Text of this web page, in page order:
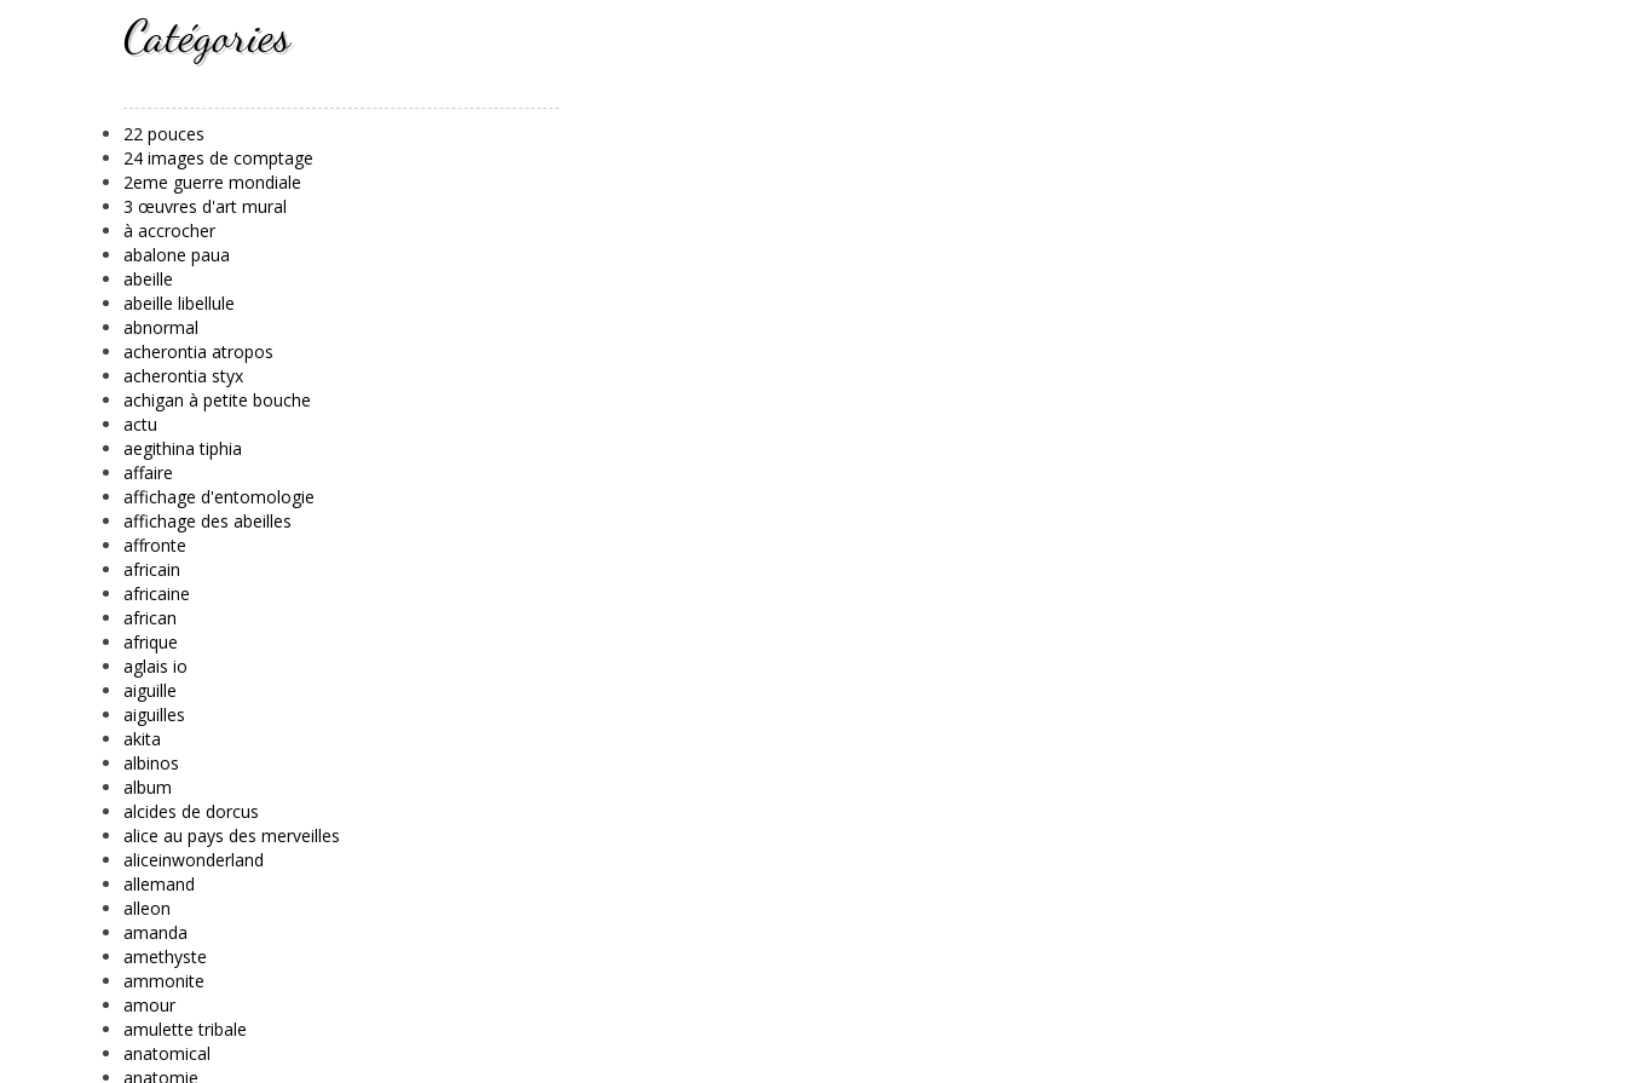
Catégories
22 pouces
24 images de comptage
2eme guerre mondiale
3 œuvres d'art mural
à accrocher
abalone paua
abeille
abeille libellule
abnormal
acherontia atropos
acherontia styx
achigan à petite bouche
actu
aegithina tiphia
affaire
affichage d'entomologie
affichage des abeilles
affronte
africain
africaine
african
afrique
aglais io
aiguille
aiguilles
akita
albinos
album
alcides de dorcus
alice au pays des merveilles
aliceinwonderland
allemand
alleon
amanda
amethyste
ammonite
amour
amulette tribale
anatomical
anatomie